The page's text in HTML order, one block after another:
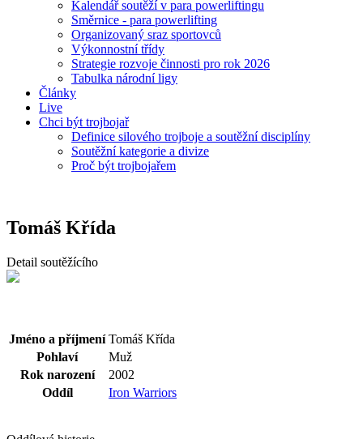
Kalendář soutěží v para powerliftingu
Směrnice - para powerlifting
Organizovaný sraz sportovců
Výkonnostní třídy
Strategie rozvoje činnosti pro rok 2026
Tabulka národní ligy
Články
Live
Chci být trojbojař
Definice silového trojboje a soutěžní disciplíny
Soutěžní kategorie a divize
Proč být trojbojařem
Tomáš Křída
Detail soutěžícího
Jméno a příjmení Tomáš Křída
Pohlaví
Muž
Rok narození
2002
Oddíl
Iron Warriors